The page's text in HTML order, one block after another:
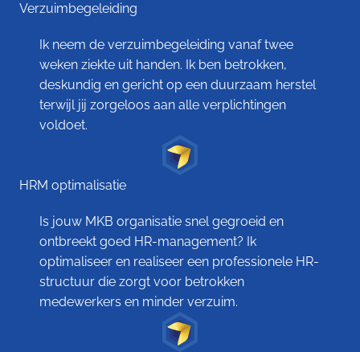
Verzuimbegeleiding
Ik neem de verzuimbegeleiding vanaf twee
weken ziekte uit handen. Ik ben betrokken,
deskundig en gericht op een duurzaam herstel
terwijl jij zorgeloos aan alle verplichtingen
voldoet.
HRM optimalisatie
Is jouw MKB organisatie snel gegroeid en
ontbreekt goed HR-management? Ik
optimaliseer en realiseer een professionele HR-
structuur die zorgt voor betrokken
medewerkers en minder verzuim.